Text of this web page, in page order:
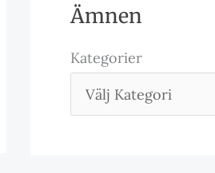
Ämnen
Kategorier